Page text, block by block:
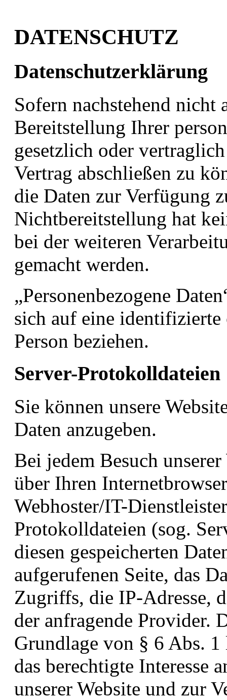
DATENSCHUTZ
Datenschutzerklärung
Sofern nachstehend nicht
Bereitstellung Ihrer
gesetzlich oder
Vertrag abschließen zu
die Daten zur Verfügung
Nichtbereitstellung hat
bei der weiteren
gemacht werden.
„Personenbezogene
sich auf eine
Person beziehen.
Server-Protokolldateien
Sie können unsere
Daten anzugeben.
Bei jedem Besuch
über Ihren
Webhoster/IT-
Protokolldateien (sog.
diesen gespeicherten
aufgerufenen Seite, das
Zugriffs, die IP-Adresse,
der anfragende Provider.
Grundlage von § 6 Abs.
das berechtigte Interesse
unserer Website und zur